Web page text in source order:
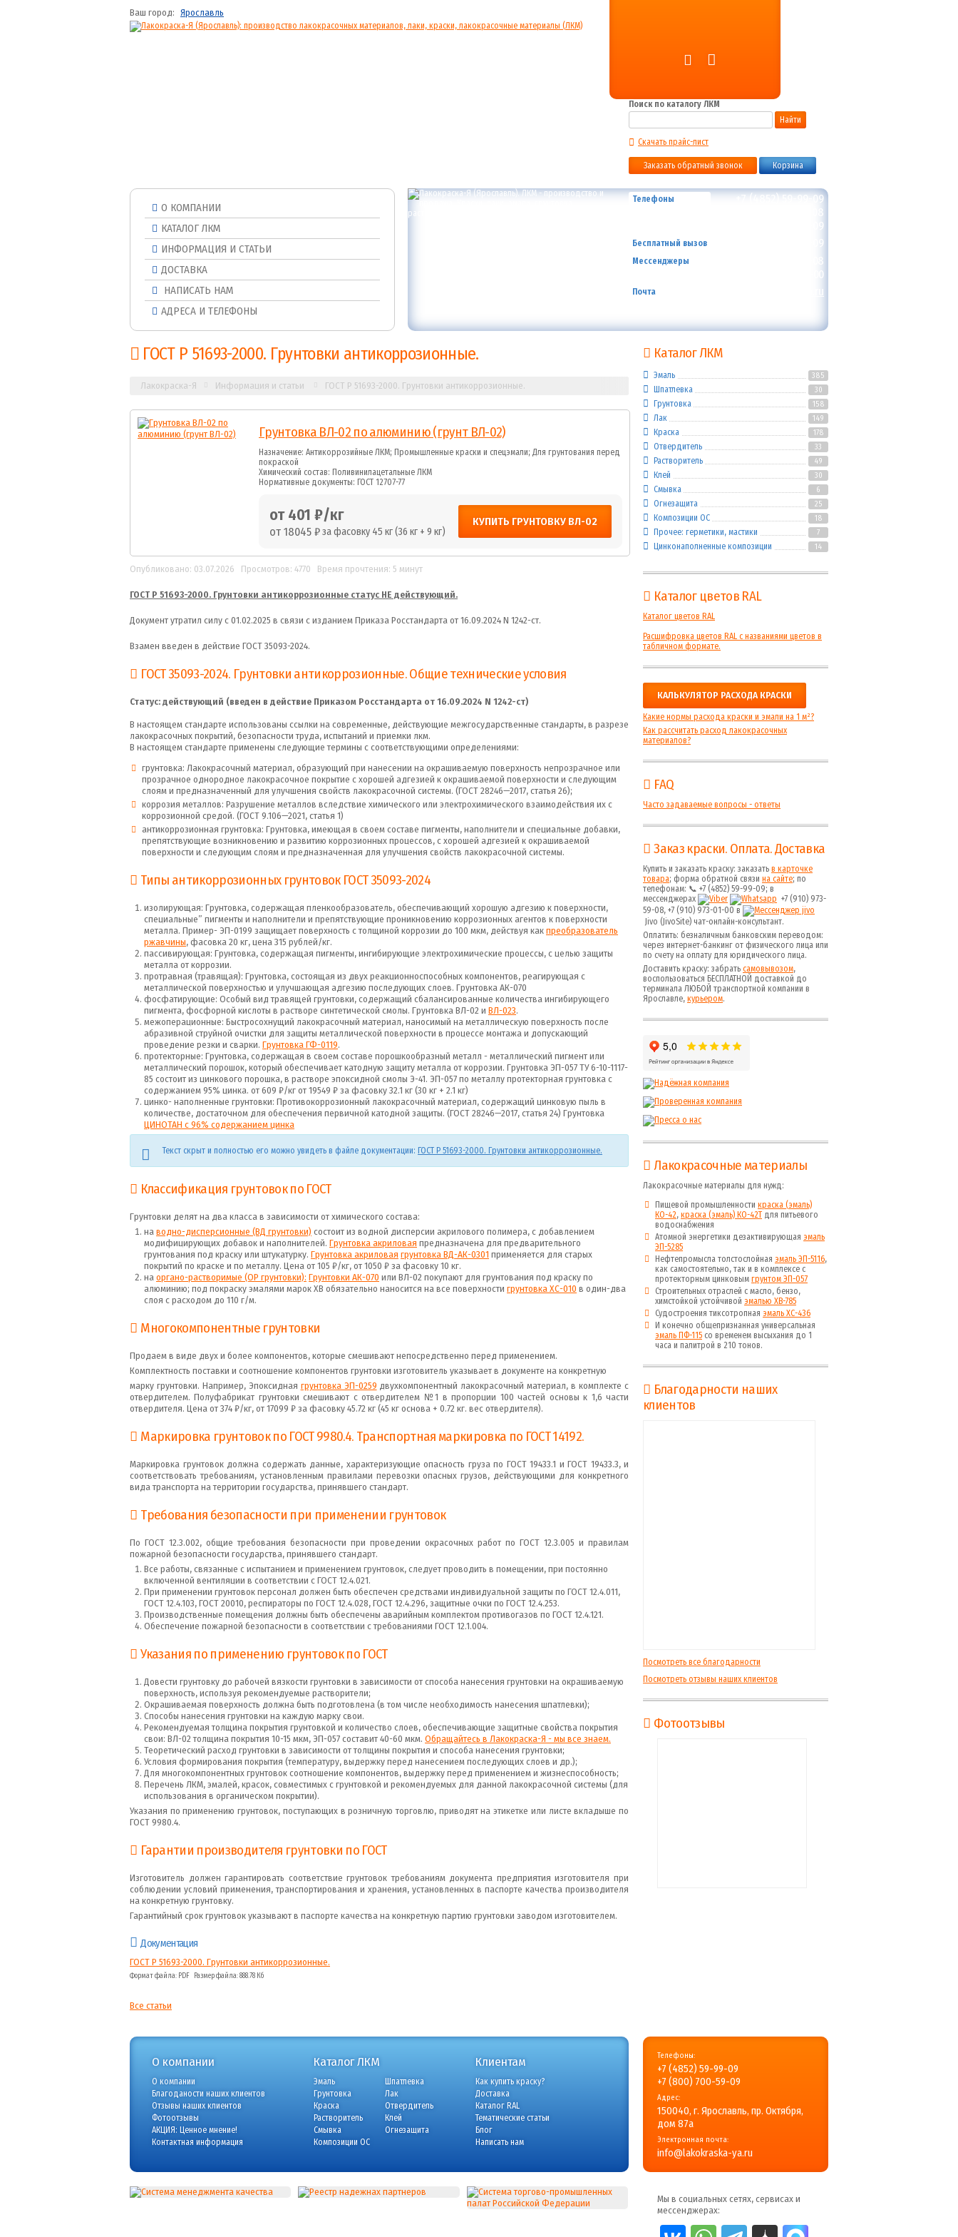
Ваш город: Ярославль
Поиск по каталогу ЛКМ
Найти
Скачать прайс-лист
Заказать обратный звонок Корзина
О КОМПАНИИ
КАТАЛОГ ЛКМ
ИНФОРМАЦИЯ И СТАТЬИ
ДОСТАВКА
НАПИСАТЬ НАМ
АДРЕСА И ТЕЛЕФОНЫ
Телефоны
+7 (4852) 59-99-09
+7 (4852) 59-99-08
+7 (4852) 33-59-09
Бесплатный вызов 8-800-700-59-09
Мессенджеры
+7 (910) 973-59-08
+7 (910) 973-01-00
Почта info@lakokraska-ya.ru
ГОСТ Р 51693-2000. Грунтовки антикоррозионные.
Лакокраска-Я Информация и статьи ГОСТ Р 51693-2000. Грунтовки антикоррозионные.
Грунтовка ВЛ-02 по алюминию (грунт ВЛ-02)
Назначение: Антикоррозийные ЛКМ; Промышленные краски и спецэмали; Для грунтования перед
покраской
Химический состав: Поливинилацетальные ЛКМ
Нормативные документы: ГОСТ 12707-77
от 401 ₽/кг
от 18045 ₽за фасовку 45 кг (36 кг + 9 кг)
КУПИТЬ ГРУНТОВКУ ВЛ-02
Опубликовано: 03.07.2026 Просмотров: 4770 Время прочтения: 5 минут
ГОСТ Р 51693-2000. Грунтовки антикоррозионные статус НЕ действующий.
Документ утратил силу с 01.02.2025 в связи с изданием Приказа Росстандарта от 16.09.2024 N 1242-ст.
Взамен введен в действие ГОСТ 35093-2024.
ГОСТ 35093-2024. Грунтовки антикоррозионные. Общие технические условия
Статус: действующий (введен в действие Приказом Росстандарта от 16.09.2024 N 1242-ст)
В настоящем стандарте использованы ссылки на современные, действующие межгосударственные стандарты, в разрезе
лакокрасочных покрытий, безопасности труда, испытаний и приемки лкм.
В настоящем стандарте применены следующие термины с соответствующими определениями:
грунтовка: Лакокрасочный материал, образующий при нанесении на окрашиваемую поверхность непрозрачное или
прозрачное однородное лакокрасочное покрытие с хорошей адгезией к окрашиваемой поверхности и следующим
слоям и предназначенный для улучшения свойств лакокрасочной системы. (ГОСТ 28246—2017, статья 26);
коррозия металлов: Разрушение металлов вследствие химического или электрохимического взаимодействия их с
коррозионной средой. (ГОСТ 9.106—2021, статья 1)
антикоррозионная грунтовка: Грунтовка, имеющая в своем составе пигменты, наполнители и специальные добавки,
препятствующие возникновению и развитию коррозионных процессов, с хорошей адгезией к окрашиваемой
поверхности и следующим слоям и предназначенная для улучшения свойств лакокрасочной системы.
Типы антикоррозионных грунтовок ГОСТ 35093-2024
изолирующая: Грунтовка, содержащая пленкообразователь, обеспечивающий хорошую адгезию к поверхности,
специальные” пигменты и наполнители и препятствующие проникновению коррозионных агентов к поверхности
металла. Пример- ЭП-0199 защищает поверхность с толщиной коррозии до 100 мкм, действуя какпреобразователь
ржавчины, фасовка 20 кг, цена 315 рублей/кг.
пассивирующая: Грунтовка, содержащая пигменты, ингибирующие электрохимические процессы, с целью защиты
металла от коррозии.
протравная (травящая): Грунтовка, состоящая из двух реакционноспособных компонентов, реагирующая с
металлической поверхностью и улучшающая адгезию последующих слоев. Грунтовка АК-070
фосфатирующие: Особый вид травящей грунтовки, содержащий сбалансированные количества ингибирующего
пигмента, фосфорной кислоты в растворе синтетической смолы. Грунтовка ВЛ-02 и ВЛ-023.
межоперационные: Быстросохнущий лакокрасочный материал, наносимый на металлическую поверхность после
абразивной струйной очистки для защиты металлической поверхности в процессе монтажа и допускающий
проведение резки и сварки. Грунтовка ГФ-0119.
протекторные: Грунтовка, содержащая в своем составе порошкообразный металл - металлический пигмент или
металлический порошок, который обеспечивает катодную защиту металла от коррозии. Грунтовка ЭП-057 ТУ 6-10-1117-
85 состоит из цинкового порошка, в растворе эпоксидной смолы Э-41. ЭП-057 по металлу протекторная грунтовка с
содержанием 95% цинка. от 609 ₽/кг от 19549 ₽ за фасовку 32.1 кг (30 кг + 2.1 кг)
цинко- наполненные грунтовки: Противокоррозионный лакокрасочный материал, содержащий цинковую пыль в
количестве, достаточном для обеспечения первичной катодной защиты. (ГОСТ 28246—2017, статья 24) Грунтовка
ЦИНОТАН с 96% содержанием цинка
Текст скрыт и полностью его можно увидеть в файле документации: ГОСТ Р 51693-2000. Грунтовки антикоррозионные.
Классификация грунтовок по ГОСТ
Грунтовки делят на два класса в зависимости от химического состава:
наводно-дисперсионные (ВД грунтовки) состоит из водной дисперсии акрилового полимера, с добавлением
модифицирующих добавок и наполнителей. Грунтовка акриловая предназначена для предварительного
грунтования под краску или штукатурку. Грунтовка акриловая грунтовка ВД-АК-0301 применяется для старых
покрытий по краске и по металлу. Цена от 105 ₽/кг, от 1050 ₽ за фасовку 10 кг.
наоргано-растворимые (ОР грунтовки): Грунтовки АК-070 или ВЛ-02 покупают для грунтования под краску по
алюминию; под покраску эмалями марок ХВ обязательно наносится на все поверхности грунтовка ХС-010 в один-два
слоя с расходом до 110 г/м.
Многокомпонентные грунтовки
Продаем в виде двух и более компонентов, которые смешивают непосредственно перед применением.
Комплектность поставки и соотношение компонентов грунтовки изготовитель указывает в документе на конкретную
марку грунтовки. Например, Эпоксидная грунтовка ЭП-0259 двухкомпонентный лакокрасочный материал, в комплекте с
отвердителем. Полуфабрикат грунтовки смешивают с отвердителем №1 в пропорции 100 частей основы к 1,6 части
отвердителя. Цена от 374 ₽/кг, от 17099 ₽ за фасовку 45.72 кг (45 кг основа + 0.72 кг. вес отвердителя).
Маркировка грунтовок по ГОСТ 9980.4. Транспортная маркировка по ГОСТ 14192.
Маркировка грунтовок должна содержать данные, характеризующие опасность груза по ГОСТ 19433.1 и ГОСТ 19433.3, и
соответствовать требованиям, установленным правилами перевозки опасных грузов, действующими для конкретного
вида транспорта на территории государства, принявшего стандарт.
Требования безопасности при применении грунтовок
По ГОСТ 12.3.002, общие требования безопасности при проведении окрасочных работ по ГОСТ 12.3.005 и правилам
пожарной безопасности государства, принявшего стандарт.
Все работы, связанные с испытанием и применением грунтовок, следует проводить в помещении, при постоянно
включенной вентиляции в соответствии с ГОСТ 12.4.021.
При применении грунтовок персонал должен быть обеспечен средствами индивидуальной защиты по ГОСТ 12.4.011,
ГОСТ 12.4.103, ГОСТ 20010, респираторы по ГОСТ 12.4.028, ГОСТ 12.4.296, защитные очки по ГОСТ 12.4.253.
Производственные помещения должны быть обеспечены аварийным комплектом противогазов по ГОСТ 12.4.121.
Обеспечение пожарной безопасности в соответствии с требованиями ГОСТ 12.1.004.
Указания по применению грунтовок по ГОСТ
Довести грунтовку до рабочей вязкости грунтовки в зависимости от способа нанесения грунтовки на окрашиваемую
поверхность, используя рекомендуемые растворители;
Окрашиваемая поверхность должна быть подготовлена (в том числе необходимость нанесения шпатлевки);
Способы нанесения грунтовки на каждую марку свои.
Рекомендуемая толщина покрытия грунтовкой и количество слоев, обеспечивающие защитные свойства покрытия
свои: ВЛ-02 толщина покрытия 10-15 мкм, ЭП-057 составит 40-60 мкм. Обращайтесь в Лакокраска-Я - мы все знаем.
Теоретический расход грунтовки в зависимости от толщины покрытия и способа нанесения грунтовки;
Условия формирования покрытия (температуру, выдержку перед нанесением последующих слоев и др.);
Для многокомпонентных грунтовок соотношение компонентов, выдержку перед применением и жизнеспособность;
Перечень ЛКМ, эмалей, красок, совместимых с грунтовкой и рекомендуемых для данной лакокрасочной системы (для
использования в органическом покрытии).
Указания по применению грунтовок, поступающих в розничную торговлю, приводят на этикетке или листе вкладыше по
ГОСТ 9980.4.
Гарантии производителя грунтовки по ГОСТ
Изготовитель должен гарантировать соответствие грунтовок требованиям документа предприятия изготовителя при
соблюдении условий применения, транспортирования и хранения, установленных в паспорте качества производителя
на конкретную грунтовку.
Гарантийный срок грунтовок указывают в паспорте качества на конкретную партию грунтовки заводом изготовителем.
Документация
ГОСТ Р 51693-2000. Грунтовки антикоррозионные.
Формат файла: PDF Размер файла: 888.78 Кб
Все статьи
Каталог ЛКМ
Эмаль 385
Шпатлевка 30
Грунтовка 158
Лак 149
Краска 178
Отвердитель 33
Растворитель 49
Клей 30
Смывка 6
Огнезащита 25
Композиции ОС 18
Прочее: герметики, мастики 7
Цинконаполненные композиции 14
Каталог цветов RAL
Каталог цветов RAL
Расшифровка цветов RAL с названиями цветов в
табличном формате.
КАЛЬКУЛЯТОР РАСХОДА КРАСКИ
Какие нормы расхода краски и эмали на 1 м²?
Как рассчитать расход лакокрасочных
материалов?
FAQ
Часто задаваемые вопросы - ответы
Заказ краски. Оплата. Доставка
Купить и заказать краску: заказать в карточке
товара; форма обратной связи на сайте; по
телефонам: 📞 +7 (4852) 59-99-09; в
мессенджерах
+7 (910) 973-
59-08, +7 (910) 973-01-00 в
Jivo (JivoSite) чат-онлайн-консультант.
Оплатить: безналичным банковским переводом:
через интернет-банкинг от физического лица или
по счету на оплату для юридического лица.
Доставить краску: забрать самовывозом,
воспользоваться БЕСПЛАТНОЙ доставкой до
терминала ЛЮБОЙ транспортной компании в
Ярославле, курьером.
Лакокрасочные материалы
Лакокрасочные материалы для нужд:
Пищевой промышленности краска (эмаль)
КО-42, краска (эмаль) КО-42Т для питьевого
водоснабжения
Атомной энергетики дезактивирующая эмаль
ЭП-5285
Нефтепромысла толстослойная эмаль ЭП-5116,
как самостоятельно, так и в комплексе с
протекторным цинковым грунтом ЭП-057
Строительных отраслей с масло, бензо,
химстойкой устойчивой эмалью ХВ-785
Судостроения тиксотропная эмаль ХС-436
И конечно общепризнанная универсальная
эмаль ПФ-115 со временем высыхания до 1
часа и палитрой в 210 тонов.
Благодарности наших
клиентов
Посмотреть все благодарности
Посмотреть отзывы наших клиентов
Фотоотзывы
О компании
О компании
Благоданости наших клиентов
Отзывы наших клиентов
Фотоотзывы
АКЦИЯ: Ценное мнение!
Контактная информация
Каталог ЛКМ
Эмаль
Шпатлевка
Грунтовка
Лак
Краска
Отвердитель
Растворитель
Клей
Смывка
Огнезащита
Композиции ОС
Клиентам
Как купить краску?
Доставка
Каталог RAL
Тематические статьи
Блог
Написать нам
Телефоны:
+7 (4852) 59-99-09
+7 (800) 700-59-09
Адрес:
150040, г. Ярославль, пр. Октября,
дом 87a
Электронная почта:
info@lakokraska-ya.ru
Мы в социальных сетях, сервисах и
мессенджерах: